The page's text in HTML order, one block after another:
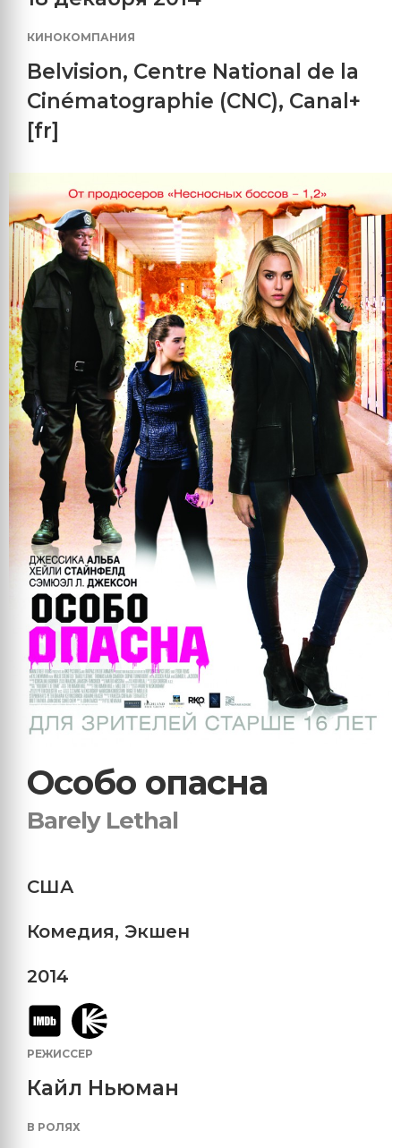
КИНОКОМПАНИЯ
Belvision, Centre National de la
Cinématographie (CNC), Canal+
[fr]
Особо опасна
Barely Lethal
США
Комедия, Экшен
2014
РЕЖИССЕР
Кайл Ньюман
В РОЛЯХ